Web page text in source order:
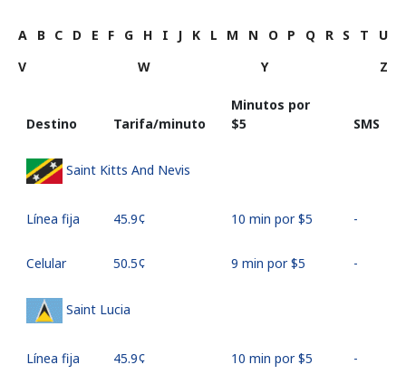
A B C D E F G H I J K L M N O P Q R S T
U
V
W Y Z
Destino Tarifa/minuto
Minutos por
⁦$5⁩
SMS
Saint Kitts And Nevis
Línea fija ⁦45.9¢⁩ 10 min por ⁦$5⁩ -
Celular ⁦50.5¢⁩ 9 min por ⁦$5⁩ -
Saint Lucia
Línea fija ⁦45.9¢⁩ 10 min por ⁦$5⁩ -